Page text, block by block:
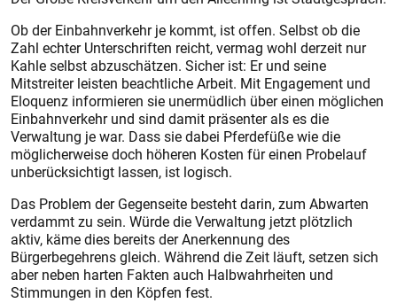
Ob der Einbahnverkehr je kommt, ist offen. Selbst ob die
Zahl echter Unterschriften reicht, vermag wohl derzeit nur
Kahle selbst abzuschätzen. Sicher ist: Er und seine
Mitstreiter leisten beachtliche Arbeit. Mit Engagement und
Eloquenz informieren sie unermüdlich über einen möglichen
Einbahnverkehr und sind damit präsenter als es die
Verwaltung je war. Dass sie dabei Pferdefüße wie die
möglicherweise doch höheren Kosten für einen Probelauf
unberücksichtigt lassen, ist logisch.
Das Problem der Gegenseite besteht darin, zum Abwarten
verdammt zu sein. Würde die Verwaltung jetzt plötzlich
aktiv, käme dies bereits der Anerkennung des
Bürgerbegehrens gleich. Während die Zeit läuft, setzen sich
aber neben harten Fakten auch Halbwahrheiten und
Stimmungen in den Köpfen fest.